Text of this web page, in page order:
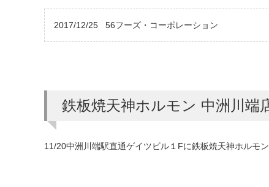
2017/12/25 56フーズ・コーポレーション
鉄板焼天神ホルモン 中洲川端
11/20中洲川端駅直通ゲイツビル１Fに鉄板焼天神ホルモ